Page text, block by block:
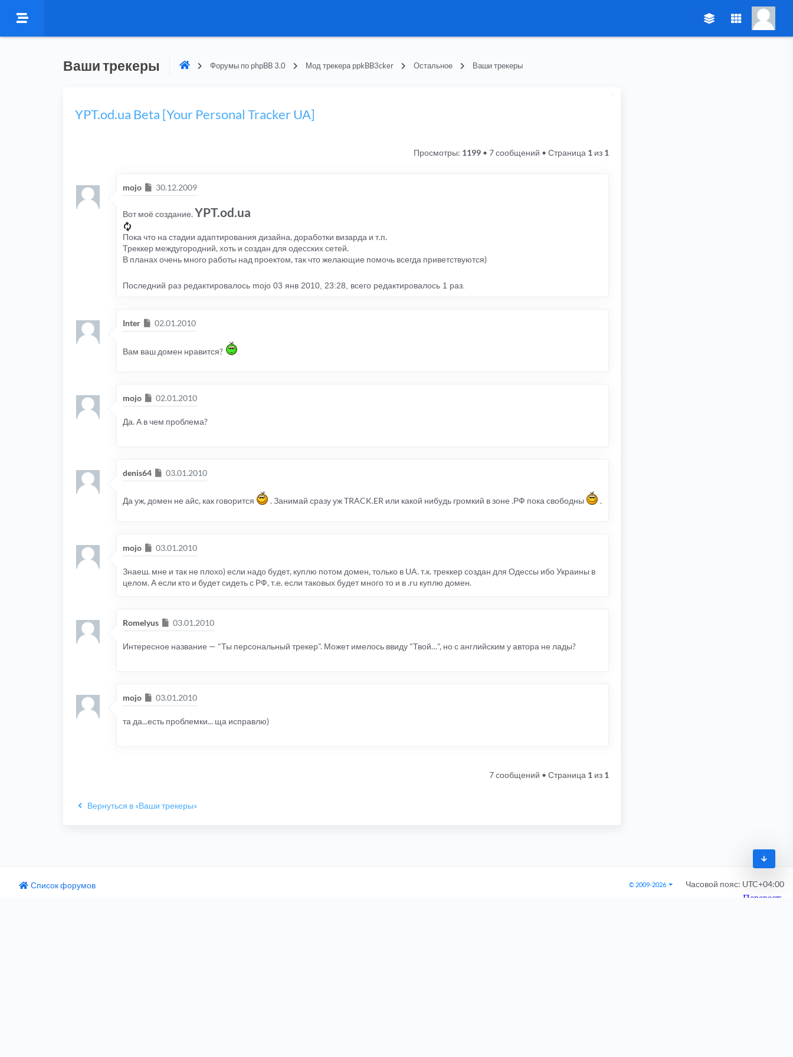
Ваши трекеры Форумы по phpBB 3.0 Мод трекера ppkBB3cker Остальное Ваши трекеры
YPT.od.ua Beta [Your Personal Tracker UA]
7 сообщений • Страница 1 из 1
Просмотры: 1199 •
mojo Сообщение
30.12.2009
Вот моё создание.YPT.od.ua
Пока что на стадии адаптирования дизайна, доработки визарда и т.п.
Треккер междугородний, хоть и создан для одесских сетей.
В планах очень много работы над проектом, так что желающие помочь всегда приветствуются)
Последний раз редактировалось mojo 03 янв 2010, 23:28, всего редактировалось 1 раз.
Inter Сообщение
02.01.2010
Вам ваш домен нравится?
mojo Сообщение
02.01.2010
Да. А в чем проблема?
denis64 Сообщение
03.01.2010
Да уж, домен не айс, как говорится . Занимай сразу уж TRACK.ER или какой нибудь громкий в зоне .РФ пока свободны .
mojo Сообщение
03.01.2010
Знаеш. мне и так не плохо) если надо будет, куплю потом домен, только в UA. т.к. треккер создан для Одессы ибо Украины в
целом. А если кто и будет сидеть с РФ, т.е. если таковых будет много то и в .ru куплю домен.
Romelyus Сообщение
03.01.2010
Интересное название — "Ты персональный трекер". Может имелось ввиду "Твой…", но с английским у автора не лады?
mojo Сообщение
03.01.2010
та да...есть проблемки... ща исправлю)
7 сообщений • Страница 1 из 1
Вернуться в «Ваши трекеры»
Список форумов © 2009-2026 Часовой пояс: UTC+04:00